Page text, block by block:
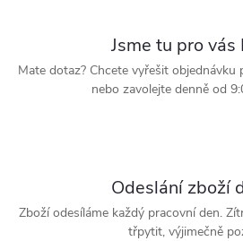
Jsme tu pro vás
Mate dotaz? Chcete vyřešit objednávku
nebo zavolejte denně od
Odeslání zboží
Zboží odesíláme každý pracovní den.
třpytit, výjimečně